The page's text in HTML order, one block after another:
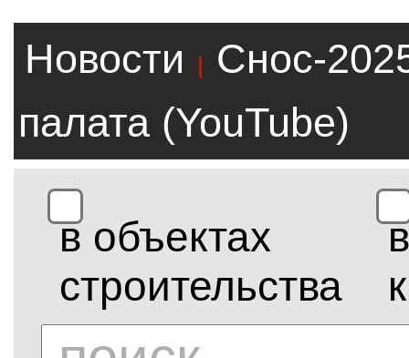
Новости |
Снос-
палата (YouTube)
в объектах
строительства
в